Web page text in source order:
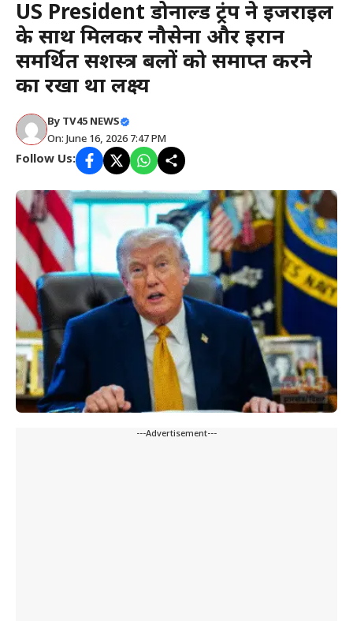
US President डोनाल्ड ट्रंप ने इजराइल
के साथ मिलकर नौसेना और ईरान
समर्थित सशस्त्र बलों को समाप्त करने
का रखा था लक्ष्य
By TV45 NEWS
On: June 16, 2026 7:47 PM
Follow Us:
---Advertisement---